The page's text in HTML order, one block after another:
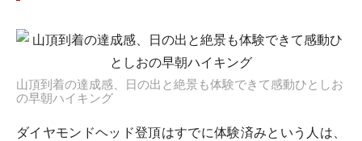
山頂到着の達成感、日の出と絶景も体験できて感動ひとしお
の早朝ハイキング
ダイヤモンドヘッド登頂はすでに体験済みという人は、